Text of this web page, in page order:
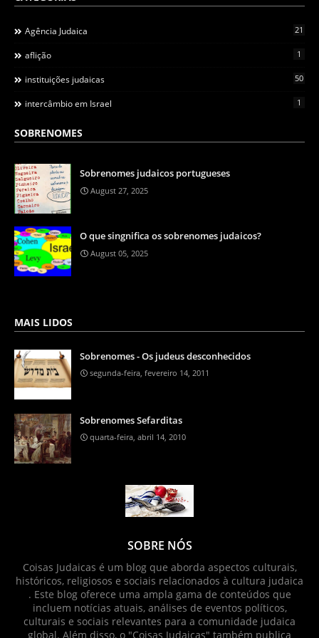
Agência Judaica 21
aflição 1
instituições judaicas 50
intercâmbio em Israel 1
SOBRENOMES
Sobrenomes judaicos portugueses
August 27, 2025
O que singnifica os sobrenomes judaicos?
August 05, 2025
MAIS LIDOS
Sobrenomes - Os judeus desconhecidos
segunda-feira, fevereiro 14, 2011
Sobrenomes Sefarditas
quarta-feira, abril 14, 2010
SOBRE NÓS
Coisas Judaicas é um blog que aborda aspectos culturais,
históricos, religiosos e sociais relacionados à cultura judaica
. Este blog oferece uma ampla gama de conteúdos que
incluem notícias atuais, análises de eventos políticos,
culturais e sociais relevantes para a comunidade judaica
global. Além disso, o "Coisas Judaicas" também publica